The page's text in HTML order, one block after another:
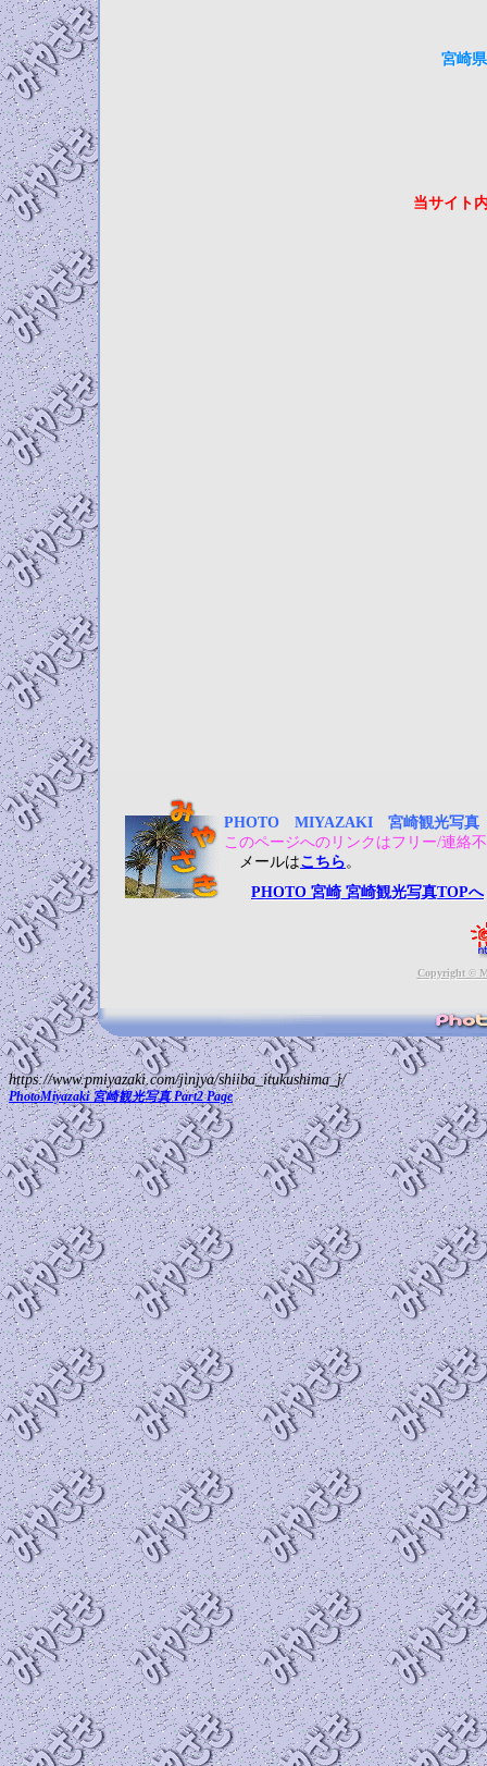
宮崎県
当サイト
PHOTO MIYAZAKI 宮崎観光写
このページへのリンクはフリー/連絡
メールはこちら。
PHOTO 宮崎 宮崎観光写真TOPへ
Copyright ©
https://www.pmiyazaki.com/jinjya/shiiba_itukushima_j/
PhotoMiyazaki 宮崎観光写真 Part2 Page